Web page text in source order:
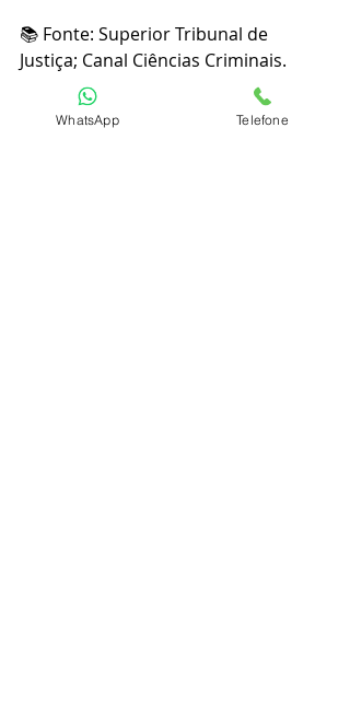
📚 Fonte: Superior Tribunal de
Justiça; Canal Ciências Criminais.
⚠️ Quer saber mais? Deixe nos
WhatsApp Telefone